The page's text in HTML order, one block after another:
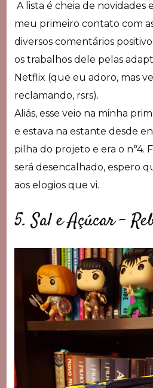
A lista é cheia de novidades
meu primeiro contato com
diversos comentários
os trabalhos dele pelas
Netflix (que eu adoro, mas
reclamando, rsrs).
Aliás, esse veio na minha
e estava na estante desde
pilha do projeto e era o n°4.
será desencalhado, espero
aos elogios que vi.
5. Sal e Açúcar –